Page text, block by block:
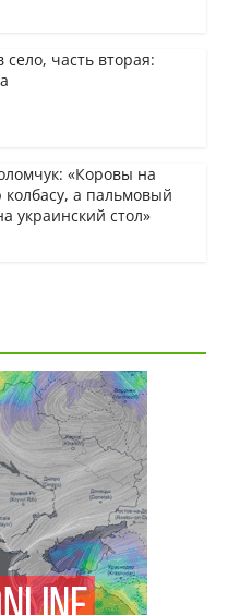
часть вторая:
«Коровы на
колбасу, а пальмовый
украинский стол»